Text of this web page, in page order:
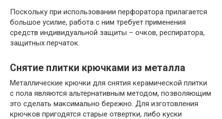
Поскольку при использовании перфоратора прилагается
большое усилие, работа с ним требует применения
средств индивидуальной защиты – очков, респиратора,
защитных перчаток.
Снятие плитки крючками из металла
Металлические крючки для снятия керамической плитки
с пола являются альтернативным методом, позволяющим
это сделать максимально бережно. Для изготовления
крючков пригодятся старые отвертки, либо куски